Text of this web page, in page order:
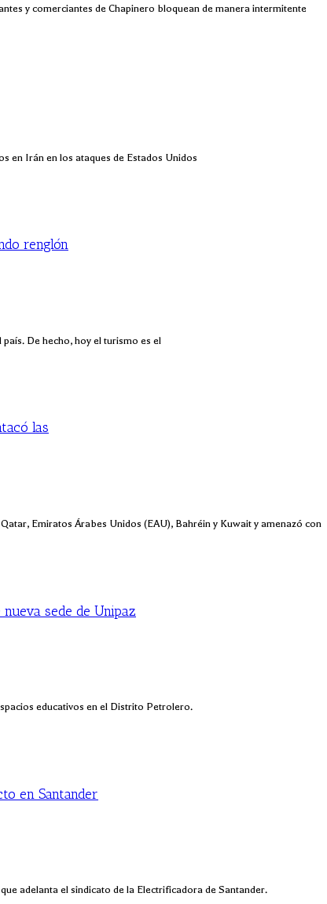
y comerciantes de Chapinero bloquean de manera intermitente
en Irán en los ataques de Estados Unidos
renglón
De hecho, hoy el turismo es el
las
Emiratos Árabes Unidos (EAU), Bahréin y Kuwait y amenazó con
sede de Unipaz
educativos en el Distrito Petrolero.
en Santander
adelanta el sindicato de la Electrificadora de Santander.